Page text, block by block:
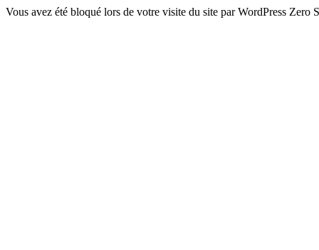
Vous avez été bloqué lors de votre visite du site par WordPress Zero